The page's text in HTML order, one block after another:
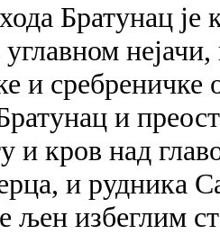
Братунац је
и
и
и кров над
и рудника
љен избеглим